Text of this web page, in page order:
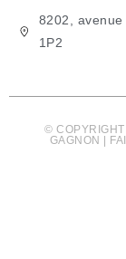
8202,
1P2
©
GAGNON |